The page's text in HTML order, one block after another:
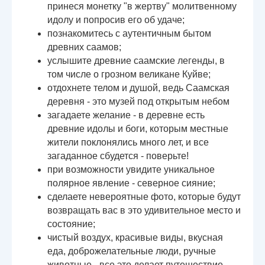
принеся монетку "в жертву" молитвенному
идолу и попросив его об удаче;
познакомитесь с аутентичным бытом
древних саамов;
услышите древние саамские легенды, в
том числе о грозном великане Куйве;
отдохнете телом и душой, ведь Саамская
деревня - это музей под открытым небом
загадаете желание - в деревне есть
древние идолы и боги, которым местные
жители поклонялись много лет, и все
загаданное сбудется - поверьте!
при возможности увидите уникальное
полярное явление - северное сияние;
сделаете невероятные фото, которые будут
возвращать вас в это удивительное место и
состояние;
чистый воздух, красивые виды, вкусная
еда, доброжелательные люди, ручные